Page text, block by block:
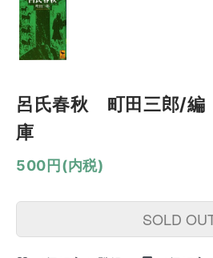
呂氏春秋 町田三郎/
庫
500円(内税)
SOLD